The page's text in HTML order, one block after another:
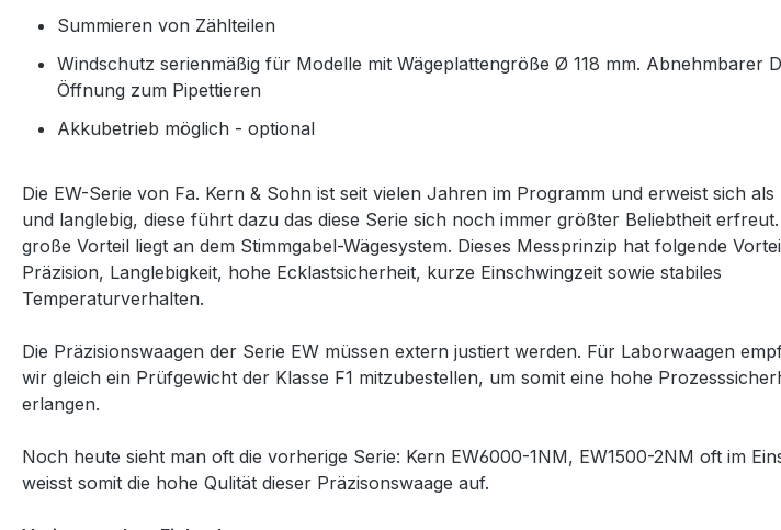
Summieren von Zählteilen
Windschutz serienmäßig für Modelle mit Wägeplattengröße Ø 118 mm. Abnehmbarer
Öffnung zum Pipettieren
Akkubetrieb möglich - optional
Die EW-Serie von Fa. Kern & Sohn ist seit vielen Jahren im Programm und erweist sich
und langlebig, diese führt dazu das diese Serie sich noch immer größter Beliebtheit
große Vorteil liegt an dem Stimmgabel-Wägesystem. Dieses Messprinzip hat folgende
Präzision, Langlebigkeit, hohe Ecklastsicherheit, kurze Einschwingzeit sowie stabiles
Temperaturverhalten.
Die Präzisionswaagen der Serie EW müssen extern justiert werden. Für Laborwaagen
wir gleich ein Prüfgewicht der Klasse F1 mitzubestellen, um somit eine hohe
erlangen.
Noch heute sieht man oft die vorherige Serie: Kern EW6000-1NM, EW1500-2NM oft im
weisst somit die hohe Qulität dieser Präzisonswaage auf.